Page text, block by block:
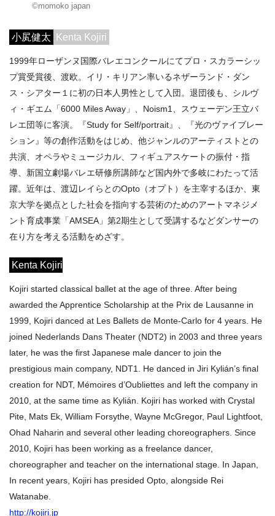
©momoko japan
小㞍健太 Kenta Kojiri
1999年ローザンヌ国際バレエコンクールにてプロ・スカラーシッ
プ賞受賞後、渡欧。イリ・キリアン率いるネザーランド・ダン
ス・シアター１に初の日本人男性として入団。退団後も、シルヴ
ィ・ギエム「6000 Miles Away」、Noism1、スウェーデン王立バ
レエ団等に客演。『Study for Self/portrait』、『光のヴァイブレー
ション』等の創作活動をはじめ、他ジャンルのアーティストとの
共演、オペラやミュージカル、フィギュアスケートの振付・指
導、新国立劇場バレエ研修所講師など国内外で多岐にわたって活
躍。近年は、渡辺レイらとのOpto（オプト）を主宰するほか、東
京大学を拠点とした社会を指向する芸術のためのアートマネジメ
ント育成事業「AMSEA」第2期生として受講するなどダンサーの
在り方を考える活動をめざす。
Kenta Kojiri
Kojiri started classical ballet at the age of three. After being
awarded the Apprentice Scholarship at the Prix de Lausanne in
1999, Kojiri danced at Les Ballets de Monte-Carlo for 4 years. He
joined Nederlands Dans Theater (NDT2) in 2003 and three years
later, he was the first Japanese male dancer to join the
prestigious main company, NDT1. He danced in Jiri Kylián’s final
creation for NDT, Mémoires d’Oubliettes and left the company in
2010, at the same time as Kylián. Kojiri has worked with Crystal
Pite, Mats Ek, William Forsythe, Wayne McGregor, Paul Lightfoot,
Ohad Naharin and several other leading choreographers. Since
2010, Kojiri has been working as a freelance dancer,
choreographer and teacher on the international stage. In Japan,
In recent years, Kojiri has presided Opto, alongside Rei
Watanabe.
http://kojiri.jp